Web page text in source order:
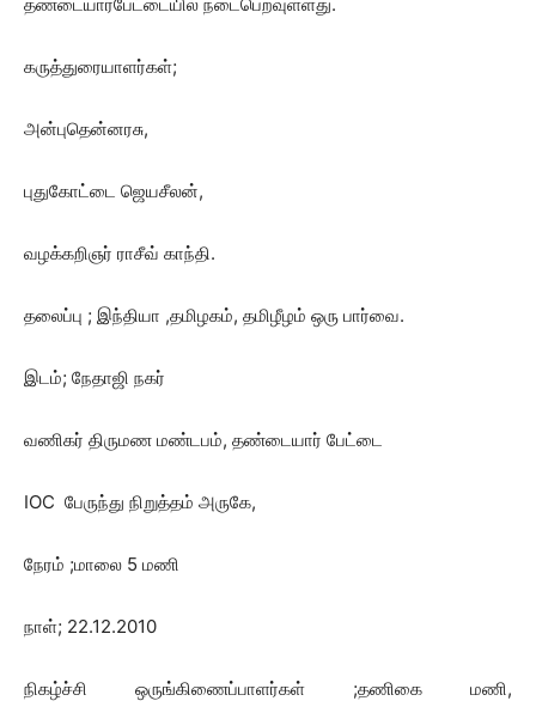
கருத்துரையாளர்கள்;
அன்புதென்னரசு,
புதுகோட்டை ஜெயசீலன்,
வழக்கறிஞர் ராசீவ் காந்தி.
தலைப்பு ; இந்தியா ,தமிழகம், தமிழீழம் ஒரு பார்வை.
இடம்; நேதாஜி நகர்
வணிகர் திருமண மண்டபம், தண்டையார் பேட்டை
IOC பேருந்து நிறுத்தம் அருகே,
நேரம் ;மாலை 5 மணி
நாள்; 22.12.2010
நிகழ்ச்சி ஒருங்கிணைப்பாளர்கள் ;தணிகை மணி,